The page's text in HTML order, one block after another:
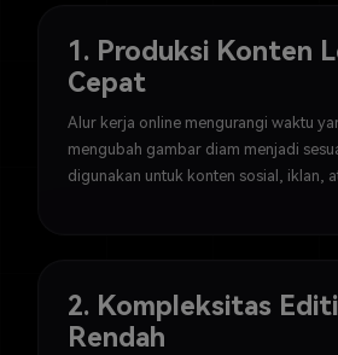
1. Produksi Konten
Cepat
Alur kerja online mengurangi waktu
mengubah gambar diam menjadi
digunakan untuk konten sosial, iklan,
2. Kompleksitas
Rendah